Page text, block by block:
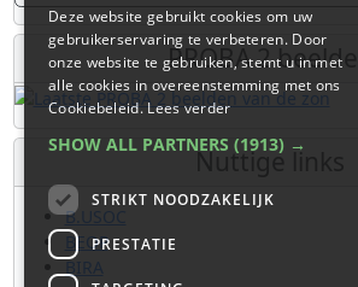
PROBA 2 beelden
Nuttige links
B.USOC
BEOP
BIRA
Deze website gebruikt cookies om uw
gebruikerservaring te verbeteren. Door
onze website te gebruiken, stemt u in met
alle cookies in overeenstemming met ons
Cookiebeleid.Lees verder
SHOW ALL PARTNERS (1913) →
STRIKT NOODZAKELIJK
PRESTATIE